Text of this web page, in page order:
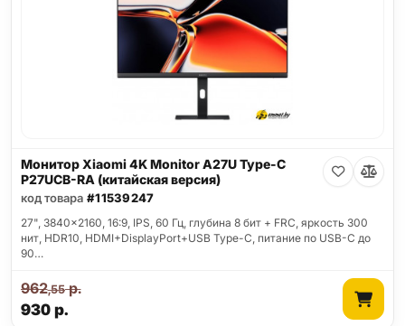
Монитор Xiaomi 4K Monitor A27U Type-C
P27UCB-RA (китайская версия)
код товара #11539247
27", 3840x2160, 16:9, IPS, 60 Гц, глубина 8 бит + FRC, яркость 300
нит, HDR10, HDMI+DisplayPort+USB Type-C, питание по USB-C до
90…
930р.
962,55р.